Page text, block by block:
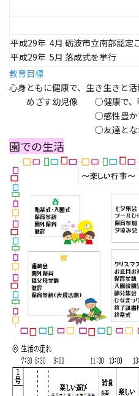
平成29年 4月 砺波市立南部認定
平成29年 5月 落成式を挙行
教育目標
心身ともに健康で、生き生きと活
めざす幼児像 ○健康で、明
○感性豊かで、美し
○友達となかよく
園での生活